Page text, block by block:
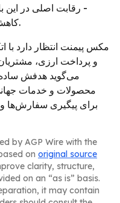
- رقابت اصلی در این
کاهش دردسرهای پرداخت و ارسال است.
و پرداخت ارزی،
می‌گوید هدفش
محصولات و خدمات
برای پیگیری
by AGP Wire with the
on original source
clarity, structure,
on an “as is” basis.
it may contain